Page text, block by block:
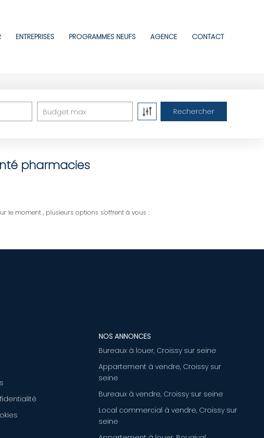
ENTREPRISES PROGRAMMES NEUFS AGENCE CONTACT
Budget max
pharmacies
le moment , plusieurs options s'offrent à vous :
NOS ANNONCES
Bureaux à louer, Croissy sur seine
Appartement à vendre, Croissy sur
seine
Bureaux à vendre, Croissy sur seine
Local commercial à vendre, Croissy sur
seine